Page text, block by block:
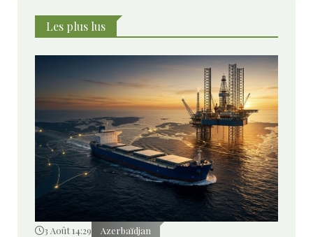
Les plus lus
3 Août 14:29 Azerbaïdjan